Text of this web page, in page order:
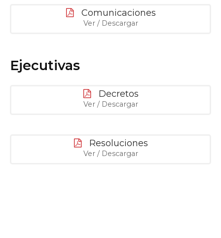
Comunicaciones
Ver / Descargar
Ejecutivas
Decretos
Ver / Descargar
Resoluciones
Ver / Descargar